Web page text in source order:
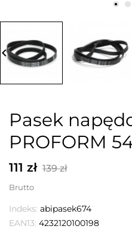
Pasek
PROFORM
111 zł 139 zł
Brutto
Indeks: abipasek674
EAN13: 4232120100198